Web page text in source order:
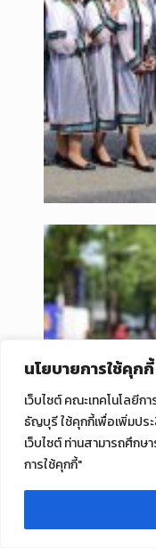
นโยบายการใช้คุกกี้
เว็บไซต์ คณะเทคโนโลยีก
ธัญบุรี ใช้คุกกี้เพื่อเพิ่มปร
เว็บไซต์ ท่านสามารถศึกษ
การใช้คุกกี้"